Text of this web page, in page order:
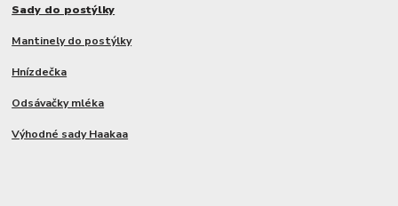
Sady do postýlky
Mantinely do postýlky
Hnízdečka
Odsávačky mléka
Výhodné sady Haakaa